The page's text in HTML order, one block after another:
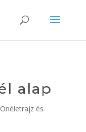
alap
Önéletrajz és